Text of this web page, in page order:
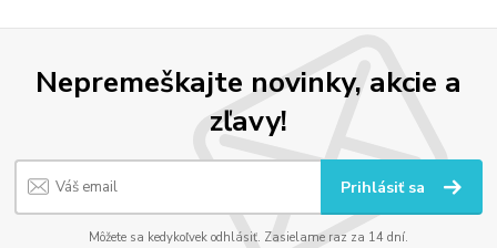
Nepremeškajte novinky, akcie a
zľavy!
Prihlásiť sa
Môžete sa kedykoľvek odhlásiť. Zasielame raz za 14 dní.